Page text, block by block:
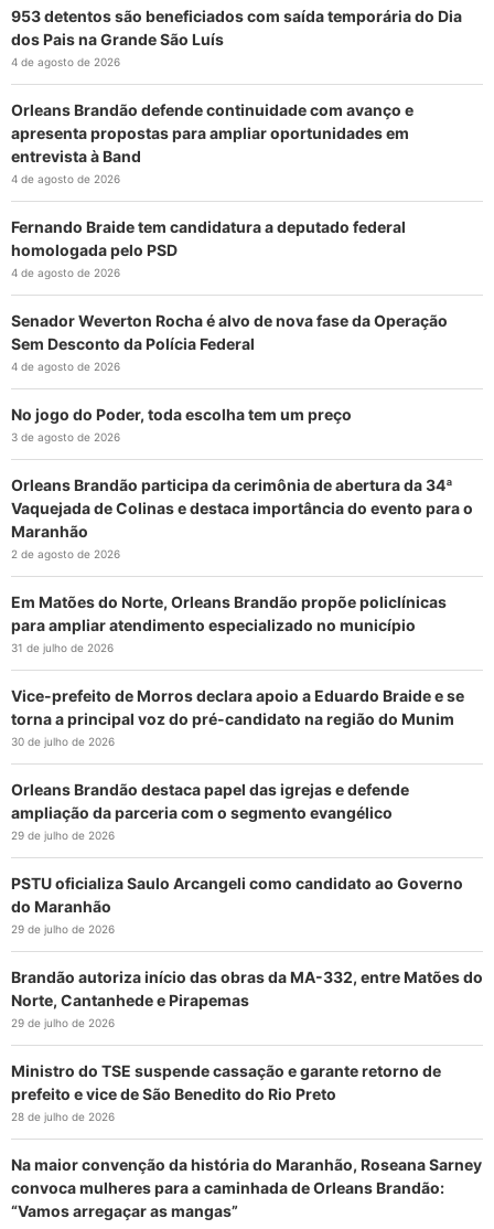
953 detentos são beneficiados com saída temporária do Dia
dos Pais na Grande São Luís
4 de agosto de 2026
Orleans Brandão defende continuidade com avanço e
apresenta propostas para ampliar oportunidades em
entrevista à Band
4 de agosto de 2026
Fernando Braide tem candidatura a deputado federal
homologada pelo PSD
4 de agosto de 2026
Senador Weverton Rocha é alvo de nova fase da Operação
Sem Desconto da Polícia Federal
4 de agosto de 2026
No jogo do Poder, toda escolha tem um preço
3 de agosto de 2026
Orleans Brandão participa da cerimônia de abertura da 34ª
Vaquejada de Colinas e destaca importância do evento para o
Maranhão
2 de agosto de 2026
Em Matões do Norte, Orleans Brandão propõe policlínicas
para ampliar atendimento especializado no município
31 de julho de 2026
Vice-prefeito de Morros declara apoio a Eduardo Braide e se
torna a principal voz do pré-candidato na região do Munim
30 de julho de 2026
Orleans Brandão destaca papel das igrejas e defende
ampliação da parceria com o segmento evangélico
29 de julho de 2026
PSTU oficializa Saulo Arcangeli como candidato ao Governo
do Maranhão
29 de julho de 2026
Brandão autoriza início das obras da MA-332, entre Matões do
Norte, Cantanhede e Pirapemas
29 de julho de 2026
Ministro do TSE suspende cassação e garante retorno de
prefeito e vice de São Benedito do Rio Preto
28 de julho de 2026
Na maior convenção da história do Maranhão, Roseana Sarney
convoca mulheres para a caminhada de Orleans Brandão:
“Vamos arregaçar as mangas”